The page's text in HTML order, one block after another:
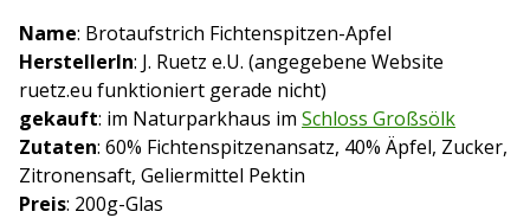
Name: Brotaufstrich Fichtenspitzen-Apfel
HerstellerIn: J. Ruetz e.U. (angegebene Website
ruetz.eu funktioniert gerade nicht)
gekauft: im Naturparkhaus im Schloss Großsölk
Zutaten: 60% Fichtenspitzenansatz, 40% Äpfel, Zucker,
Zitronensaft, Geliermittel Pektin
Preis: 200g-Glas